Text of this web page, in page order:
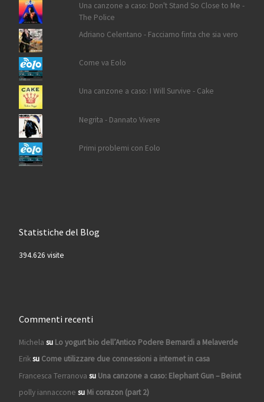
Una canzone a caso: Don't Stand So Close to Me -
The Police
Adriano Celentano - Facciamo finta che sia vero
Come va Eolo
Una canzone a caso: I Will Survive - Cake
Negrita - Dannato Vivere
Primi problemi con Eolo
Statistiche del Blog
394.626 visite
Commenti recenti
Michela su Lo yogurt bio dell’Antico Podere Bernardi a Melaverde
Eriksu Come utilizzare due connessioni a internet in casa
Francesca Terranova su Una canzone a caso: Elephant Gun – Beirut
polly iannaccone su Mi corazon (part 2)